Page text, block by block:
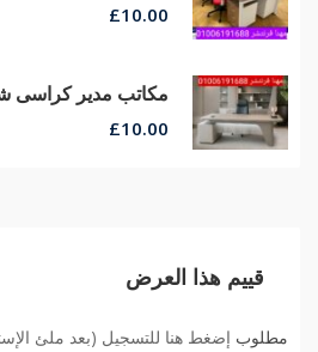
£10.00
£10.00
قييم هذا العرض
مطلوب إضغط هنا للتسجيل (بعد ملئ